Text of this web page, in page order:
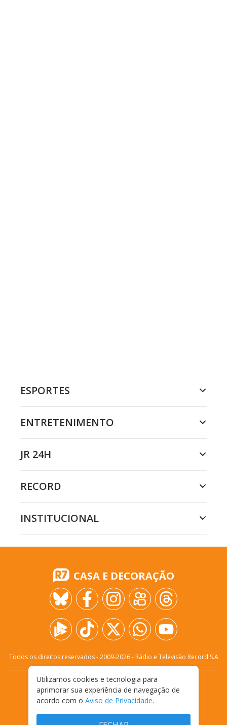
ESPORTES
ENTRETENIMENTO
JR 24H
RECORD
INSTITUCIONAL
CASA E DECORAÇÃO
Todos os direitos reservados - 2009-2026- Rádio e Televisão Record S.A
FALE CONOSCO
PRIVACIDADE
TERMOS E CONDIÇÕES DE USO
Utilizamos cookies e tecnologia para
aprimorar sua experiência de navegação de
acordo com o Aviso de Privacidade.